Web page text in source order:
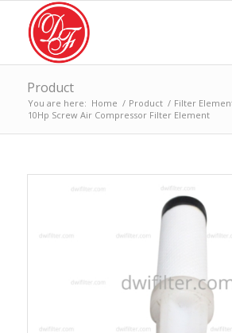
Product
You are here: Home / Product / Filter
10Hp Screw Air Compressor Filter Element